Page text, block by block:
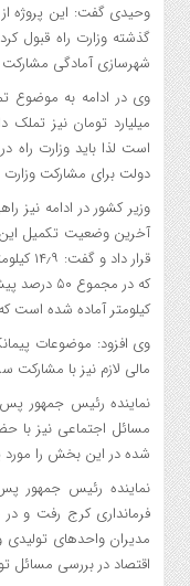
وحیدی گفت: این پروژه
گذشته وزارت راه قبول
شهرسازی آمادگی مشارکت ۵۰ درصدی در احداث این اتوبان را دارد.
میلیارد تومان نیز تملک
است لذا باید وزارت
دولت برای مشارکت
آخرین وضعیت تکمیل
کیلومتر آماده شده است
وی افزود: موضوعات
مالی لازم نیز با مشارکت
نماینده رئیس جمهور پس
مسائل اجتماعی نیز با
شده در این بخش را مورد
فرمانداری کرج رفت و
مدیران واحدهای
اقتصاد در بررسی مسائل